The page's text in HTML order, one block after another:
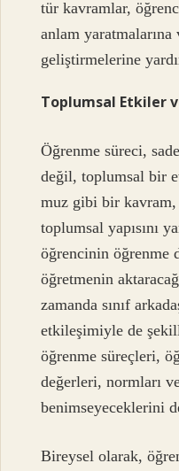
tür kavramlar,
anlam
geliştirmelerine
Toplumsal Etkiler
Öğrenme süreci,
değil, toplumsal bir
muz gibi bir kavram,
toplumsal yapısını
öğrencinin öğrenme
öğretmenin
zamanda sınıf
etkileşimiyle de
öğrenme süreçleri,
değerleri, normları
benimseyeceklerini
Bireysel olarak,